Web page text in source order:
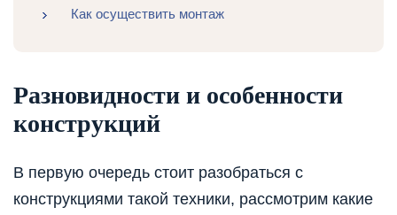
Как осуществить монтаж
Разновидности и особенности
конструкций
В первую очередь стоит разобраться с
конструкциями такой техники, рассмотрим какие